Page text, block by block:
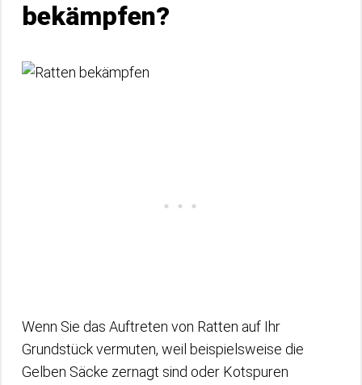
bekämpfen?
Wenn Sie das Auftreten von Ratten auf Ihr
Grundstück vermuten, weil beispielsweise die
Gelben Säcke zernagt sind oder Kotspuren